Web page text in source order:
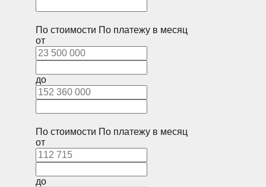
По стоимости По платежу в месяц
от
до
По стоимости По платежу в месяц
от
до